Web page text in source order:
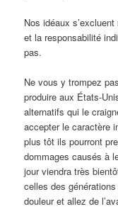
Nos idéaux
et la responsabilité
pas.
Ne vous y trompez
produire aux États-
alternatifs qui le
accepter le caractère
plus tôt ils pourront
dommages causés à
jour viendra très
celles des
douleur et allez de